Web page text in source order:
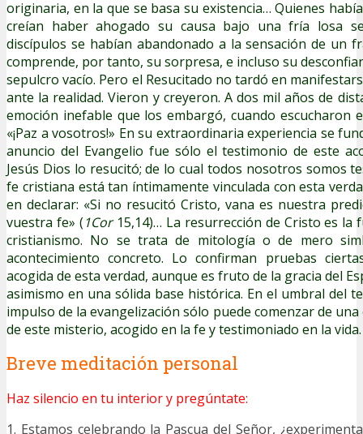
originaria, en la que se basa su existencia… Quienes
creían haber ahogado su causa bajo una fría losa
discípulos se habían abandonado a la sensación de un
comprende, por tanto, su sorpresa, e incluso su
sepulcro vacío. Pero el Resucitado no tardó en
ante la realidad. Vieron y creyeron. A dos mil años de
emoción inefable que los embargó, cuando escucharon
«¡Paz a vosotros!» En su extraordinaria experiencia se
anuncio del Evangelio fue sólo el testimonio de este
Jesús Dios lo resucitó; de lo cual todos nosotros somos
fe cristiana está tan íntimamente vinculada con esta
en declarar: «Si no resucitó Cristo, vana es nuestra
vuestra fe» (1Cor15,14)… La resurrección de Cristo es la
cristianismo. No se trata de mitología o de mero
acontecimiento concreto. Lo confirman pruebas
acogida de esta verdad, aunque es fruto de la gracia del
asimismo en una sólida base histórica. En el umbral del
impulso de la evangelización sólo puede comenzar de
de este misterio, acogido en la fe y testimoniado en la vida.
Breve meditación personal
Haz silencio en tu interior y pregúntate:
1. Estamos celebrando la Pascua del Señor,